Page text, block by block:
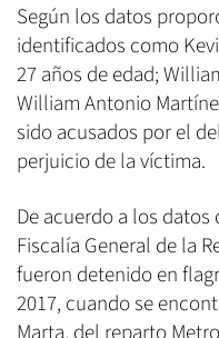
Según los datos
identificados como
27 años de edad;
William Antonio
sido acusados por el
perjuicio de la víctima.
De acuerdo a los
Fiscalía General de la
fueron detenido en
2017, cuando se